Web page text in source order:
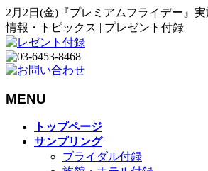
2月2日(金)『プレミアムフライデー』
情報・トピックス | プレゼント付録
MENU
トップページ
サンプリング
ブライダル付録
▼